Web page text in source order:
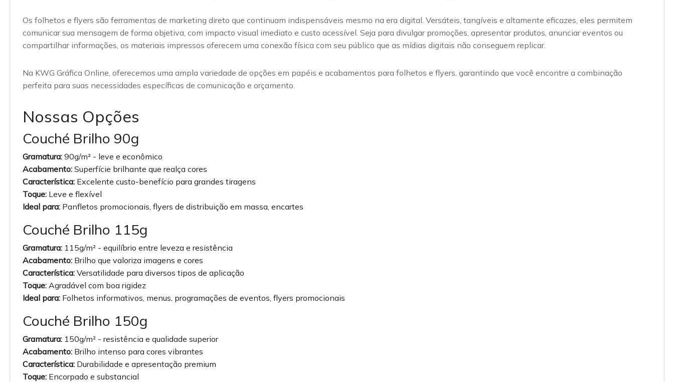
Os folhetos e flyers são ferramentas de marketing direto que continuam indispensáveis mesmo na era digital. Versáteis, tangíveis e altamente eficazes, eles permitem
comunicar sua mensagem de forma objetiva, com impacto visual imediato e custo acessível. Seja para divulgar promoções, apresentar produtos, anunciar eventos ou
compartilhar informações, os materiais impressos oferecem uma conexão física com seu público que as mídias digitais não conseguem replicar.
Na KWG Gráfica Online, oferecemos uma ampla variedade de opções em papéis e acabamentos para folhetos e flyers, garantindo que você encontre a combinação
perfeita para suas necessidades específicas de comunicação e orçamento.
Nossas Opções
Couché Brilho 90g
Gramatura: 90g/m² - leve e econômico
Acabamento: Superfície brilhante que realça cores
Característica: Excelente custo-benefício para grandes tiragens
Toque: Leve e flexível
Ideal para: Panfletos promocionais, flyers de distribuição em massa, encartes
Couché Brilho 115g
Gramatura: 115g/m² - equilíbrio entre leveza e resistência
Acabamento: Brilho que valoriza imagens e cores
Característica: Versatilidade para diversos tipos de aplicação
Toque: Agradável com boa rigidez
Ideal para: Folhetos informativos, menus, programações de eventos, flyers promocionais
Couché Brilho 150g
Gramatura: 150g/m² - resistência e qualidade superior
Acabamento: Brilho intenso para cores vibrantes
Característica: Durabilidade e apresentação premium
Toque: Encorpado e substancial